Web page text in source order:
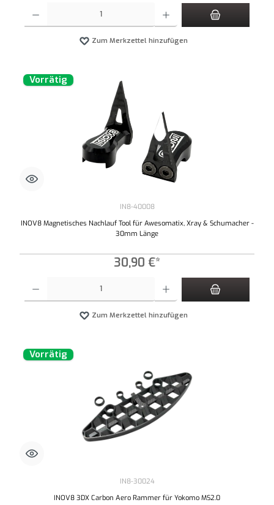
Zum Merkzettel hinzufügen
Vorrätig
IN8-40008
INOV8 Magnetisches Nachlauf Tool für Awesomatix, Xray & Schumacher -
30mm Länge
30,90 €*
Zum Merkzettel hinzufügen
Vorrätig
IN8-30024
INOV8 3DX Carbon Aero Rammer für Yokomo MS2.0